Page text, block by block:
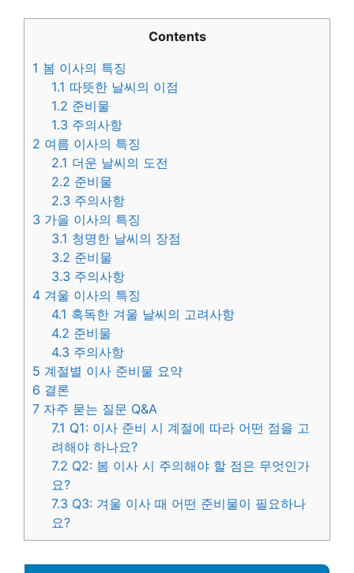
Contents
1 봄 이사의 특징
1.1 따뜻한 날씨의 이점
1.2 준비물
1.3 주의사항
2 여름 이사의 특징
2.1 더운 날씨의 도전
2.2 준비물
2.3 주의사항
3 가을 이사의 특징
3.1 청명한 날씨의 장점
3.2 준비물
3.3 주의사항
4 겨울 이사의 특징
4.1 혹독한 겨울 날씨의 고려사항
4.2 준비물
4.3 주의사항
5 계절별 이사 준비물 요약
6 결론
7 자주 묻는 질문 Q&A
7.1 Q1: 이사 준비 시 계절에 따라 어떤 점을 고
려해야 하나요?
7.2 Q2: 봄 이사 시 주의해야 할 점은 무엇인가
요?
7.3 Q3: 겨울 이사 때 어떤 준비물이 필요하나
요?